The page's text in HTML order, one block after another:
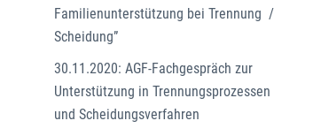
Familienunterstützung bei Trennung /
Scheidung”
30.11.2020: AGF-Fachgespräch zur
Unterstützung in Trennungsprozessen
und Scheidungsverfahren